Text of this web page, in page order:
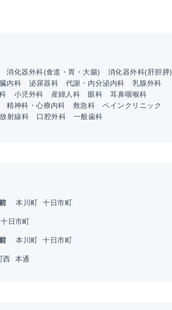
消化器外科(食道・胃・大腸)
消化器外科(肝胆膵)
内科 泌尿器科 代謝・内分泌内科
乳腺外科
小児外科 産婦人科 眼科
耳鼻咽喉科
精神科・心療内科 救急科
ペインクリニック
放射線科 口腔外科 一般歯科
本川町 十日市町
十日市町
本川町 十日市町
西 本通